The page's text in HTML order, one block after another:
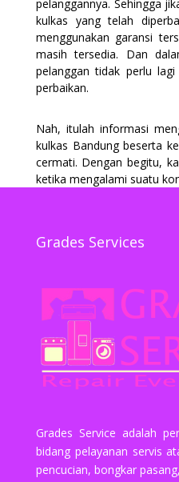
pelanggannya. Sehingga
kulkas yang telah
menggunakan garansi
masih tersedia. Dan
pelanggan tidak perlu
perbaikan.
Nah, itulah informasi
kulkas Bandung beserta
cermati. Dengan begitu,
ketika mengalami suatu
Grades Services
Grades Service adalah
bidang pelayanan servis
pencucian, bongkar